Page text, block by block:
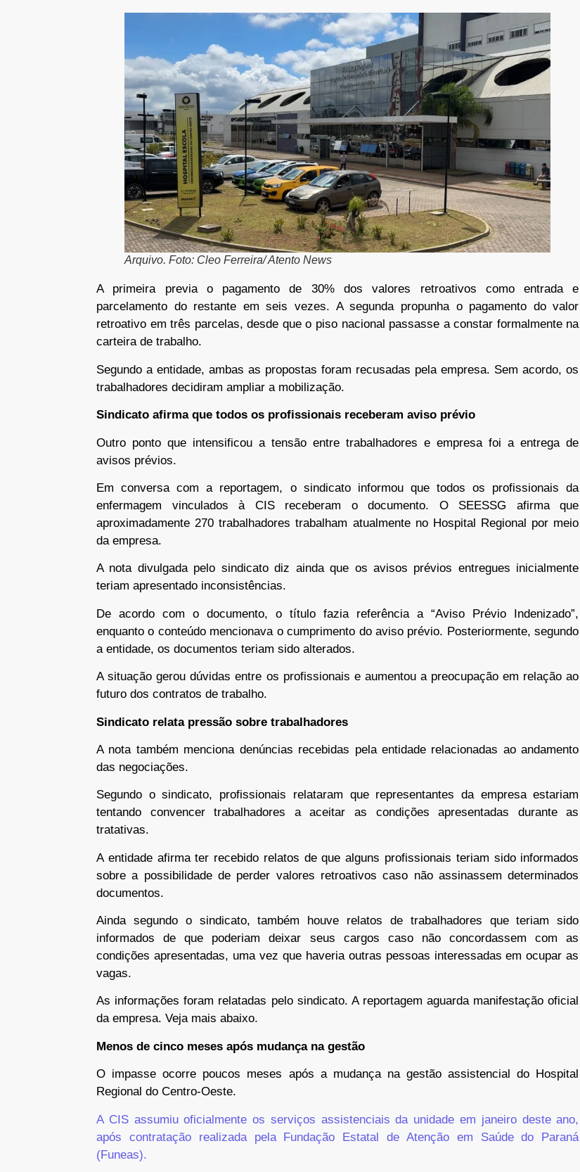
Arquivo. Foto: Cleo Ferreira/ Atento News
A primeira previa o pagamento de 30% dos valores retroativos como entrada e
parcelamento do restante em seis vezes. A segunda propunha o pagamento do valor
retroativo em três parcelas, desde que o piso nacional passasse a constar formalmente na
carteira de trabalho.
Segundo a entidade, ambas as propostas foram recusadas pela empresa. Sem acordo, os
trabalhadores decidiram ampliar a mobilização.
Sindicato afirma que todos os profissionais receberam aviso prévio
Outro ponto que intensificou a tensão entre trabalhadores e empresa foi a entrega de
avisos prévios.
Em conversa com a reportagem, o sindicato informou que todos os profissionais da
enfermagem vinculados à CIS receberam o documento. O SEESSG afirma que
aproximadamente 270 trabalhadores trabalham atualmente no Hospital Regional por meio
da empresa.
A nota divulgada pelo sindicato diz ainda que os avisos prévios entregues inicialmente
teriam apresentado inconsistências.
De acordo com o documento, o título fazia referência a “Aviso Prévio Indenizado”,
enquanto o conteúdo mencionava o cumprimento do aviso prévio. Posteriormente, segundo
a entidade, os documentos teriam sido alterados.
A situação gerou dúvidas entre os profissionais e aumentou a preocupação em relação ao
futuro dos contratos de trabalho.
Sindicato relata pressão sobre trabalhadores
A nota também menciona denúncias recebidas pela entidade relacionadas ao andamento
das negociações.
Segundo o sindicato, profissionais relataram que representantes da empresa estariam
tentando convencer trabalhadores a aceitar as condições apresentadas durante as
tratativas.
A entidade afirma ter recebido relatos de que alguns profissionais teriam sido informados
sobre a possibilidade de perder valores retroativos caso não assinassem determinados
documentos.
Ainda segundo o sindicato, também houve relatos de trabalhadores que teriam sido
informados de que poderiam deixar seus cargos caso não concordassem com as
condições apresentadas, uma vez que haveria outras pessoas interessadas em ocupar as
vagas.
As informações foram relatadas pelo sindicato. A reportagem aguarda manifestação oficial
da empresa. Veja mais abaixo.
Menos de cinco meses após mudança na gestão
O impasse ocorre poucos meses após a mudança na gestão assistencial do Hospital
Regional do Centro-Oeste.
A CIS assumiu oficialmente os serviços assistenciais da unidade em janeiro deste ano,
após contratação realizada pela Fundação Estatal de Atenção em Saúde do Paraná
(Funeas).